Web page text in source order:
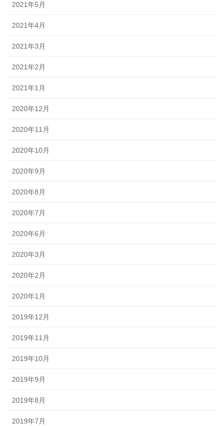
2021年5月
2021年4月
2021年3月
2021年2月
2021年1月
2020年12月
2020年11月
2020年10月
2020年9月
2020年8月
2020年7月
2020年6月
2020年3月
2020年2月
2020年1月
2019年12月
2019年11月
2019年10月
2019年9月
2019年8月
2019年7月